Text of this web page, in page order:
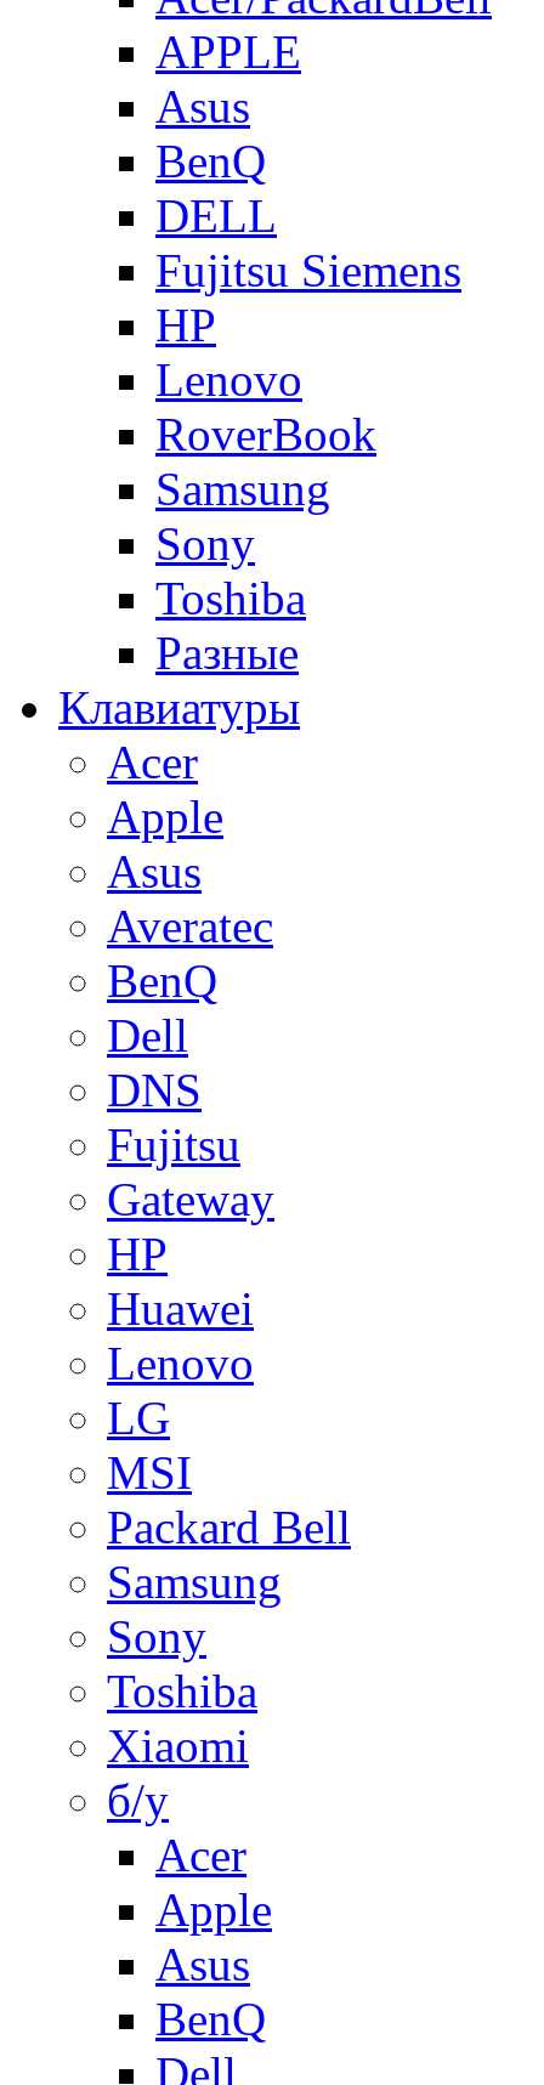
APPLE
Asus
BenQ
DELL
Fujitsu Siemens
HP
Lenovo
RoverBook
Samsung
Sony
Toshiba
Разные
Клавиатуры
Acer
Apple
Asus
Averatec
BenQ
Dell
DNS
Fujitsu
Gateway
HP
Huawei
Lenovo
LG
MSI
Packard Bell
Samsung
Sony
Toshiba
Xiaomi
б/у
Acer
Apple
Asus
BenQ
Dell